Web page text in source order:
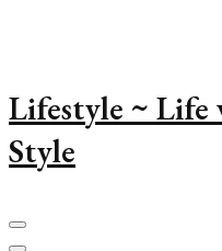
Lifestyle ~ Life
Style